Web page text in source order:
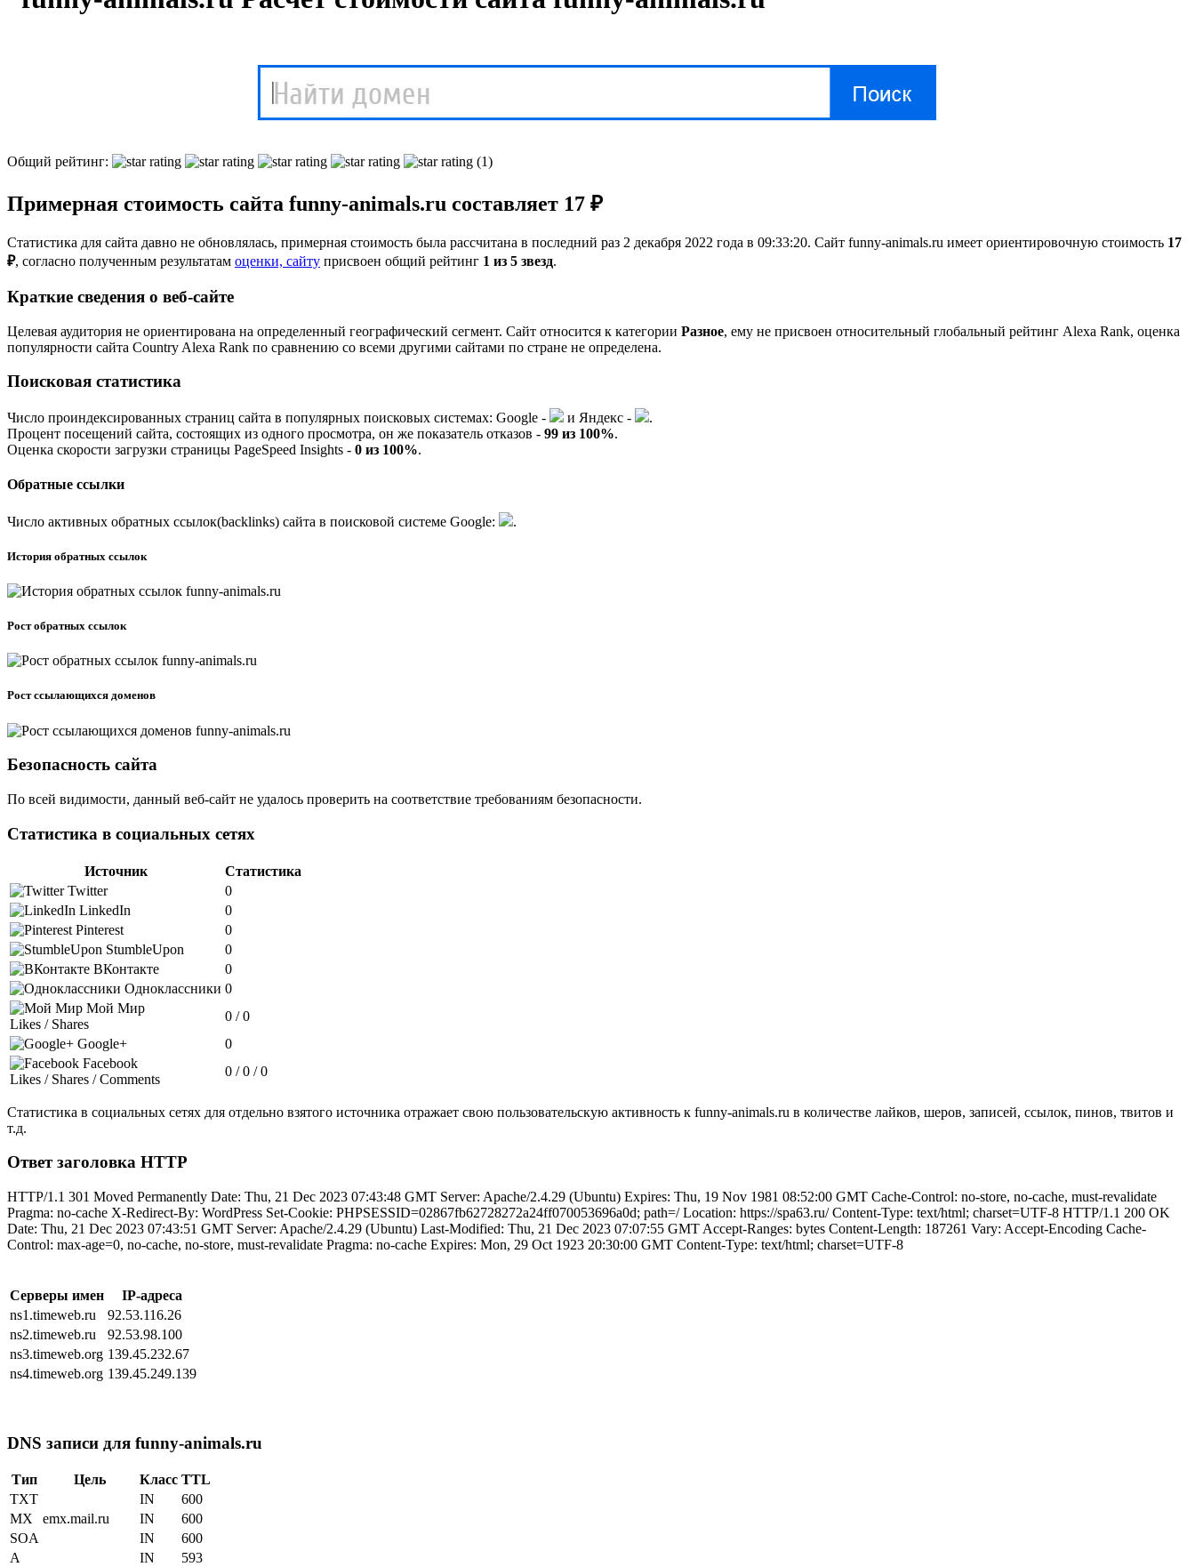
Общий рейтинг: (1)
Примерная стоимость сайта funny-animals.ru составляет 17 ₽
Статистика для сайта давно не обновлялась, примерная стоимость была рассчитана в последний раз 2 декабря 2022 года в 09:33:20. Сайт funny-animals.ru имеет ориентировочную стоимость 17
₽, cогласно полученным результатам оценки, сайту присвоен общий рейтинг 1 из 5 звезд.
Краткие сведения о веб-сайте
Целевая аудитория не ориентирована на определенный географический сегмент. Сайт относится к категории Разное, ему не присвоен относительный глобальный рейтинг Alexa Rank, оценка
популярности сайта Country Alexa Rank по сравнению со всеми другими сайтами по стране не определена.
Поисковая статистика
Число проиндексированных страниц сайта в популярных поисковых системах: Google - и Яндекс -
.
Процент посещений сайта, состоящих из одного просмотра, он же показатель отказов - 99 из 100%.
Оценка скорости загрузки страницы PageSpeed Insights - 0 из 100%.
Обратные ссылки
Число активных обратных ссылок(backlinks) сайта в поисковой системе Google: .
История обратных ссылок
Рост обратных ссылок
Рост ссылающихся доменов
Безопасность сайта
По всей видимости, данный веб-сайт не удалось проверить на соответствие требованиям безопасности.
Статистика в социальных сетях
Источник
Статистика
Twitter
0
LinkedIn
0
Pinterest
0
StumbleUpon
0
ВКонтакте
0
Одноклассники 0
Мой Мир
Likes / Shares
0 / 0
Google+
0
Facebook
Likes / Shares / Comments
0 / 0 / 0
Статистика в социальных сетях для отдельно взятого источника отражает свою пользовательскую активность к funny-animals.ru в количестве лайков, шеров, записей, ссылок, пинов, твитов и
т.д.
Ответ заголовка HTTP
HTTP/1.1 301 Moved Permanently Date: Thu, 21 Dec 2023 07:43:48 GMT Server: Apache/2.4.29 (Ubuntu) Expires: Thu, 19 Nov 1981 08:52:00 GMT Cache-Control: no-store, no-cache, must-revalidate
Pragma: no-cache X-Redirect-By: WordPress Set-Cookie: PHPSESSID=02867fb62728272a24ff070053696a0d; path=/ Location: https://spa63.ru/ Content-Type: text/html; charset=UTF-8 HTTP/1.1 200 OK
Date: Thu, 21 Dec 2023 07:43:51 GMT Server: Apache/2.4.29 (Ubuntu) Last-Modified: Thu, 21 Dec 2023 07:07:55 GMT Accept-Ranges: bytes Content-Length: 187261 Vary: Accept-Encoding Cache-
Control: max-age=0, no-cache, no-store, must-revalidate Pragma: no-cache Expires: Mon, 29 Oct 1923 20:30:00 GMT Content-Type: text/html; charset=UTF-8
Серверы имен
IP-адреса
ns1.timeweb.ru
92.53.116.26
ns2.timeweb.ru
92.53.98.100
ns3.timeweb.org 139.45.232.67
ns4.timeweb.org 139.45.249.139
DNS записи для funny-animals.ru
Тип Цель Класс TTL
TXT
IN
600
MX
emx.mail.ru IN
600
SOA
IN
600
A
IN
593